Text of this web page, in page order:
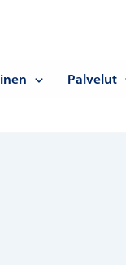
Palvelut